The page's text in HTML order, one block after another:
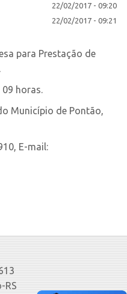
22/02/2017 - 09:20
22/02/2017 - 09:21
para Prestação de
horas.
Município de Pontão,
E-mail:
RS